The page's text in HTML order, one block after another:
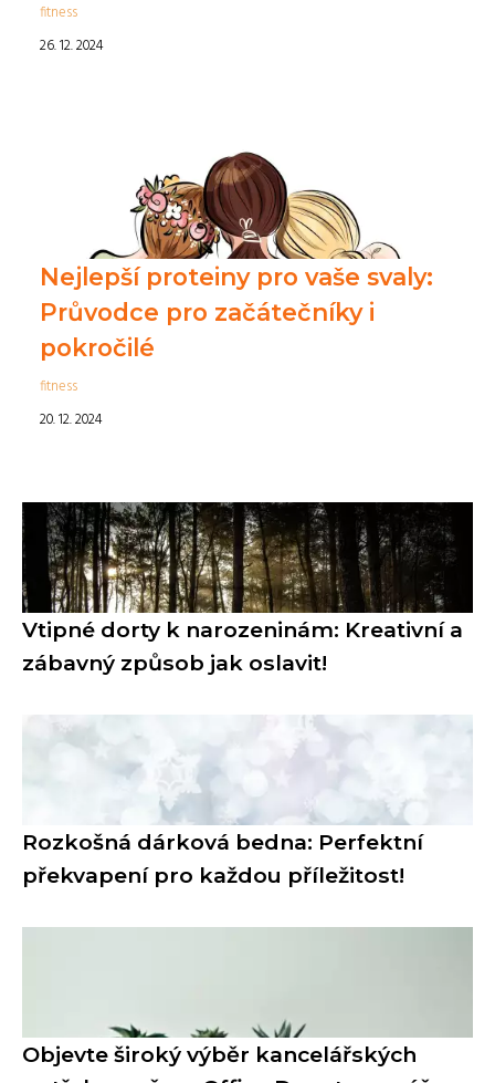
fitness
26. 12. 2024
Nejlepší proteiny pro vaše svaly:
Průvodce pro začátečníky i
pokročilé
fitness
20. 12. 2024
Vtipné dorty k narozeninám: Kreativní a
zábavný způsob jak oslavit!
Rozkošná dárková bedna: Perfektní
překvapení pro každou příležitost!
Objevte široký výběr kancelářských